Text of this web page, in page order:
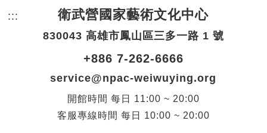
::: 頁尾網站資訊。
衛武營國家藝術文化中心
830043 高雄市鳳山區三多一路 1 號
+886 7-262-6666
service@npac-weiwuying.org
開館時間 每日
11:00 ~ 20:00
客服專線時間 每日 10:00 ~ 20:00